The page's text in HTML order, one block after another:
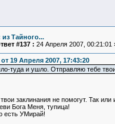
из Тайного...
#137 : 24 Апреля 2007, 00:21:01
19 Апреля 2007, 17:43:20
туда и ушло. Отправляю тебе
твои заклинания не помогут. Так
Бога Меня, тупица!
есть УМирай!